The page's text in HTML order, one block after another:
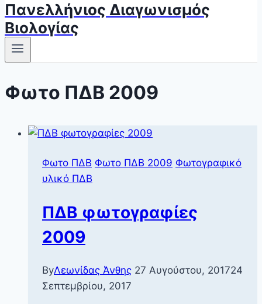
Πανελλήνιος Διαγωνισμός
Βιολογίας
Φωτο ΠΔΒ 2009
Φωτο ΠΔΒ Φωτο ΠΔΒ 2009 Φωτογραφικό
υλικό ΠΔΒ
ΠΔΒ φωτογραφίες
2009
ByΛεωνίδας Άνθης 27 Αυγούστου, 201724
Σεπτεμβρίου, 2017